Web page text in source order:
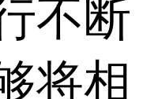
不断
将相